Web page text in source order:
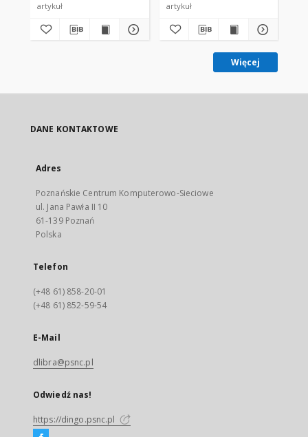
artykuł artykuł
Więcej
DANE KONTAKTOWE
Adres
Poznańskie Centrum Komputerowo-Sieciowe
ul. Jana Pawła II 10
61-139 Poznań
Polska
Telefon
(+48 61) 858-20-01
(+48 61) 852-59-54
E-Mail
dlibra@psnc.pl
Odwiedź nas!
https://dingo.psnc.pl